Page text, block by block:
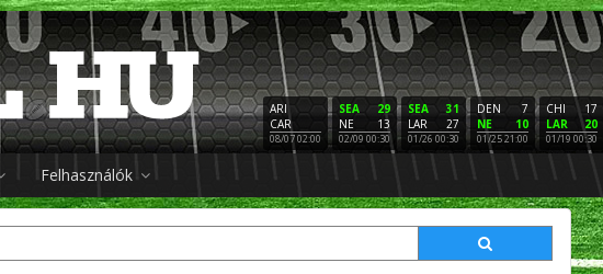
ARI
CAR
08/07 02:00
29
SEA
13
NE
02/09 00:30
31
SEA
27
LAR
01/26 00:30
7
DEN
10
NE
01/25 21:00
17
CHI
20
LAR
01/19 00:30
Felhasználók